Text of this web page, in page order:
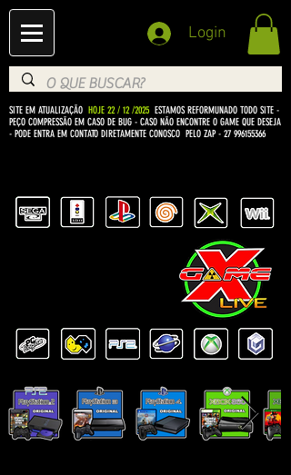
Login
SITE EM ATUALIZAÇÃO HOJE 22 / 12 /2025 ESTAMOS REFORMUNADO TODO SITE -
PEÇO COMPRESSÃO EM CASO DE BUG - CASO NÃO ENCONTRE O GAME QUE DESEJA
- PODE ENTRA EM CONTATO DIRETAMENTE CONOSCO PELO ZAP - 27 996155366